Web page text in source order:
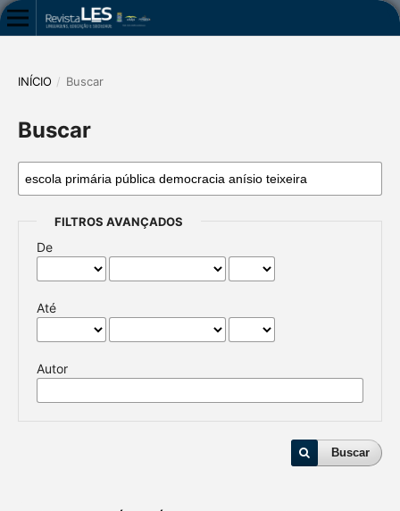
INÍCIO / Buscar
Buscar
FILTROS AVANÇADOS
De
Até
Autor
Buscar